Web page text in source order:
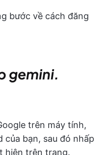
bước về cách đăng
gemini.
trên máy tính,
của bạn, sau đó nhấp
hiện trên trang.